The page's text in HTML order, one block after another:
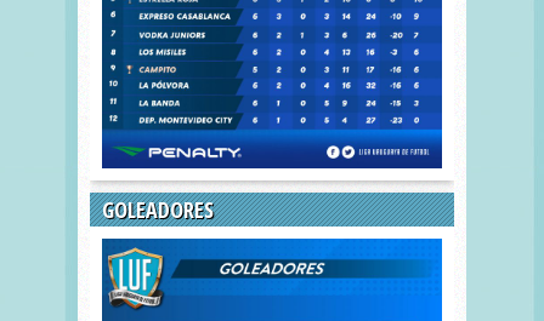
GOLEADORES